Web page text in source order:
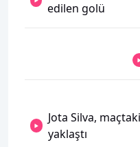
edilen golü
Jota Silva,
yaklaştı